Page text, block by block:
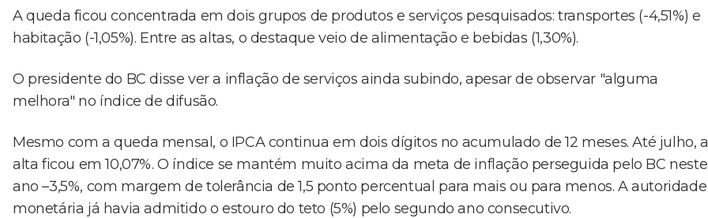
A queda ficou concentrada em dois grupos de produtos e serviços pesquisados: transportes (-4,51%) e
habitação (-1,05%). Entre as altas, o destaque veio de alimentação e bebidas (1,30%).
O presidente do BC disse ver a inflação de serviços ainda subindo, apesar de observar "alguma
melhora" no índice de difusão.
Mesmo com a queda mensal, o IPCA continua em dois dígitos no acumulado de 12 meses. Até julho, a
alta ficou em 10,07%. O índice se mantém muito acima da meta de inflação perseguida pelo BC neste
ano –3,5%, com margem de tolerância de 1,5 ponto percentual para mais ou para menos. A autoridade
monetária já havia admitido o estouro do teto (5%) pelo segundo ano consecutivo.